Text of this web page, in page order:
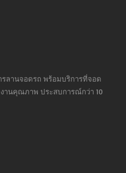
ลานจอดรถ พร้อมบริการที่จอด
านคุณภาพ ประสบการณ์กว่า 10